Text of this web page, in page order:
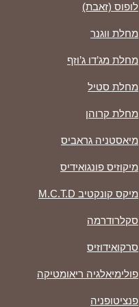
לופוס (זאבת)
מחלת ווגנר
מחלת מג’דו ג’וזף
מחלת סטיל
מחלת קרוהן
מיאסטניה גראביס
מיקוזיס פונגואידיס
מיקס קונקטיב M.C.T.D
סקלרודרמה
סרקואידוזיס
פולימיאלגיה ריאומטיקה
‏פנציטופניה